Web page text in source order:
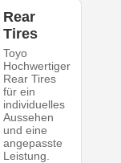
Rear
Tires
Toyo
Hochwertiger
Rear Tires
für ein
individuelles
Aussehen
und eine
angepasste
Leistung.